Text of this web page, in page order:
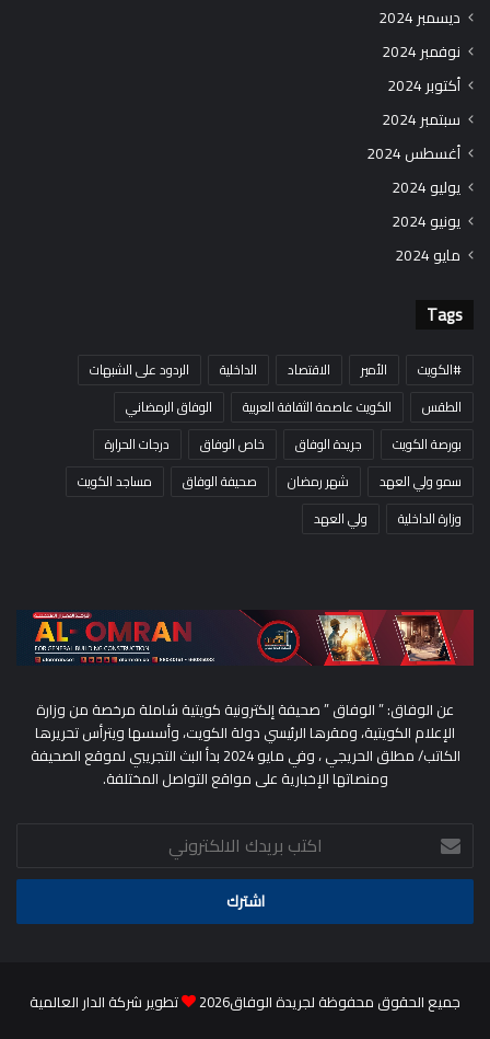
ديسمبر 2024
نوفمبر 2024
أكتوبر 2024
سبتمبر 2024
أغسطس 2024
يوليو 2024
يونيو 2024
مايو 2024
Tags
#الكويت الأمير الاقتصاد الداخلية
الردود على الشبهات
الطقس
الكويت عاصمة الثقافة العربية
الوفاق الرمضاني
بورصة الكويت
جريدة الوفاق خاص الوفاق
درجات الحرارة
سمو ولي العهد
شهر رمضان صحيفة الوفاق
مساجد الكويت
وزارة الداخلية
ولي العهد
عن الوفاق: ” الوفاق ” صحيفة إلكترونية كويتية شاملة مرخصة من وزارة
الإعلام الكويتية، ومقرها الرئيسي دولة الكويت، وأسسها ويترأس تحريرها
الكاتب/ مطلق الحريجي ، وفي مايو 2024 بدأ البث التجريبي لموقع الصحيفة
ومنصاتها الإخبارية على مواقع التواصل المختلفة.
اكتب
بريدك
الالكتروني
جميع الحقوق محفوظة لجريدة الوفاق2026 تطوير شركة الدار العالمية